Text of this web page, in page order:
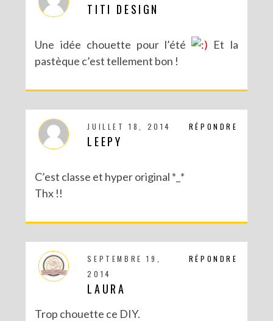
TITI DESIGN
Une idée chouette pour l’été
Et la
pastèque c’est tellement bon !
RÉPONDRE
JUILLET 18, 2014
LEEPY
C’est classe et hyper original *_*
Thx !!
RÉPONDRE
SEPTEMBRE 19,
2014
LAURA
Trop chouette ce DIY.